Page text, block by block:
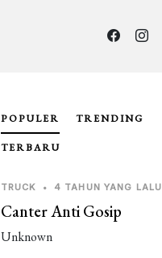
POPULER TRENDING
TERBARU
TRUCK • 4 TAHUN YANG LALU
Canter Anti Gosip
Unknown